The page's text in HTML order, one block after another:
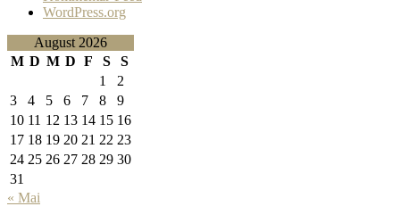
WordPress.org
August 2026
M D M D F S
S
1
2
3
4 5 6 7 8
9
10 11 12 13 14 15 16
17 18 19 20 21 22 23
24 25 26 27 28 29 30
31
« Mai